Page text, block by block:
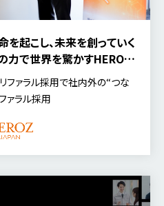
起こし、未来を創っていく――
力で世界を驚かすHEROZ
？ファラル採用で社内外の“つな
ァラル採用